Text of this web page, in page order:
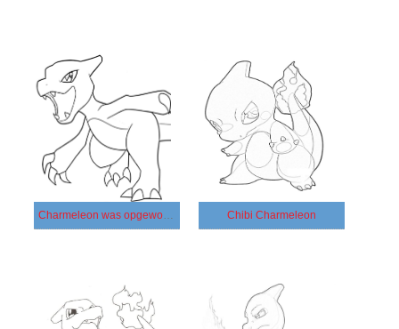
Charmeleon was opgewonden Chibi Charmeleon